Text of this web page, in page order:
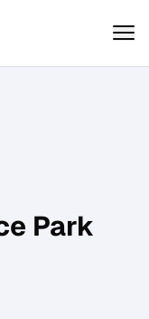
Park